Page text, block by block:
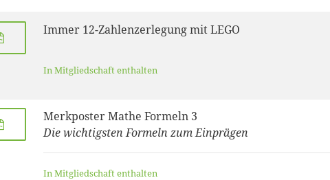
Immer 12-Zahlenzerlegung mit LEGO
In Mitgliedschaft enthalten
Merkposter Mathe Formeln 3
Die wichtigsten Formeln zum Einprägen
In Mitgliedschaft enthalten